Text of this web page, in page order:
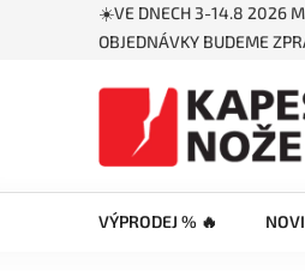
☀️VE DNECH 3-14.8 2026
OBJEDNÁVKY BUDEME
VÝPRODEJ % 🔥